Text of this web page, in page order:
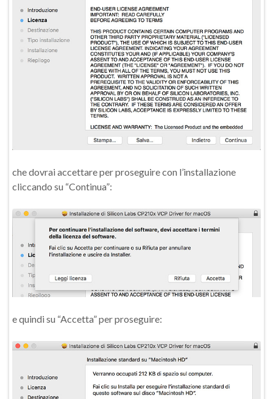
che dovrai accettare per proseguire con l’installazione
cliccando su “Continua”:
e quindi su “Accetta” per proseguire: